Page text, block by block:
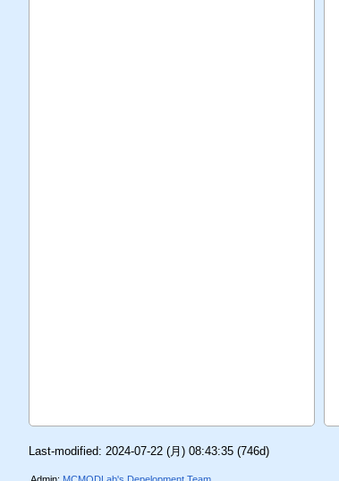
Last-modified: 2024-07-22 (月) 08:43:35 (746d)